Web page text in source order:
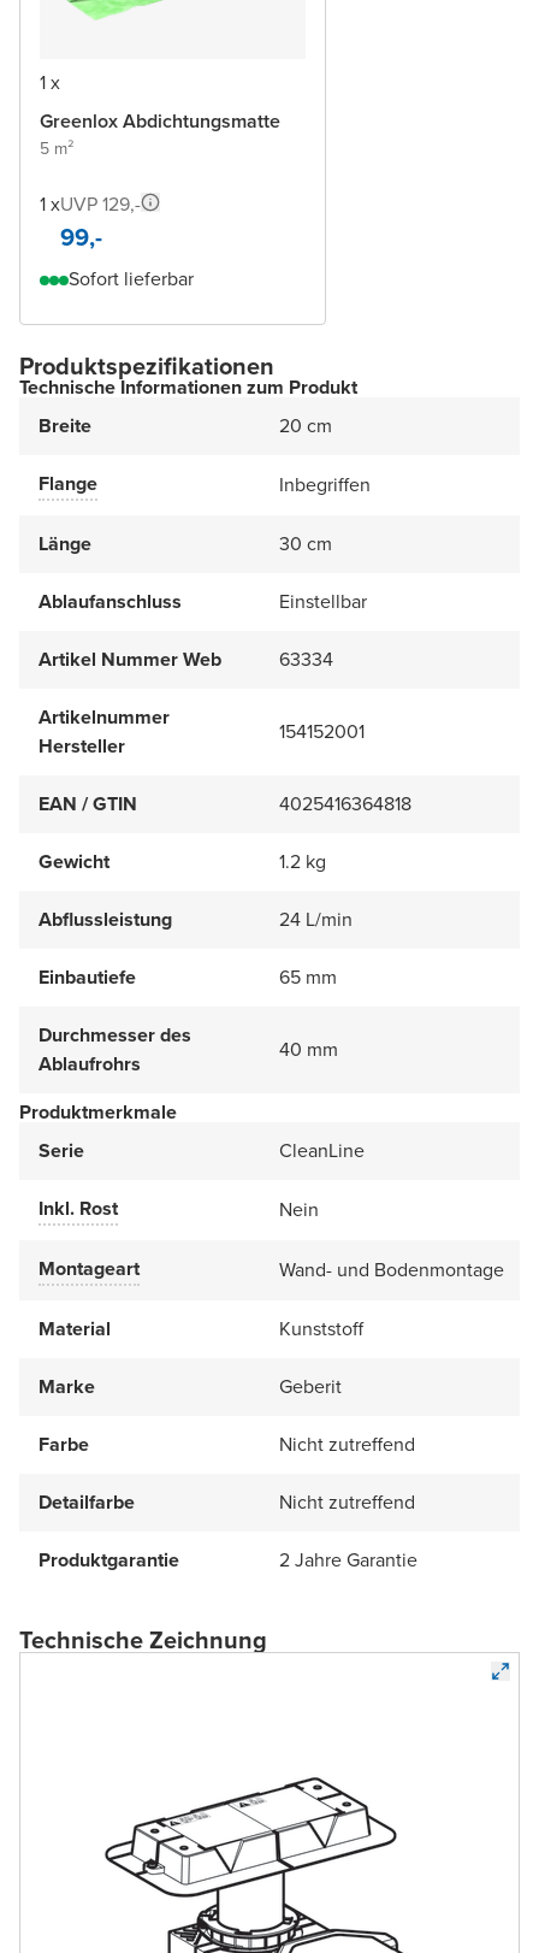
1 x
Greenlox Abdichtungsmatte
5 m²
1 xUVP 129,-
99,-
Sofort lieferbar
Produktspezifikationen
Technische Informationen zum Produkt
Breite
20 cm
Flange Inbegriffen
Länge 30 cm
Ablaufanschluss Einstellbar
Artikel Nummer Web 63334
Artikelnummer
Hersteller
154152001
EAN / GTIN 4025416364818
Gewicht 1.2 kg
Abflussleistung 24 L/min
Einbautiefe 65 mm
Durchmesser des
Ablaufrohrs
40 mm
Produktmerkmale
Serie
CleanLine
Inkl. Rost Nein
Montageart Wand- und Bodenmontage
Material Kunststoff
Marke Geberit
Farbe Nicht zutreffend
Detailfarbe Nicht zutreffend
Produktgarantie 2 Jahre Garantie
Technische Zeichnung